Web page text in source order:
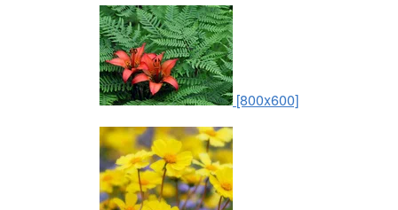
[800x600]